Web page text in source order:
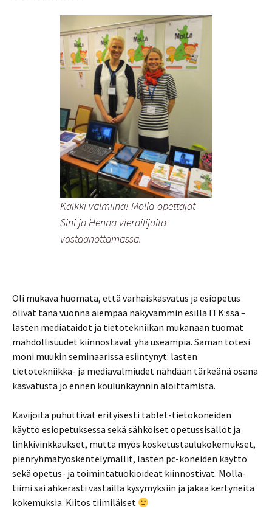
Kaikki valmiina! Molla-opettajat
Sini ja Henna vierailijoita
vastaanottamassa.
Oli mukava huomata, että varhaiskasvatus ja esiopetus
olivat tänä vuonna aiempaa näkyvämmin esillä ITK:ssa –
lasten mediataidot ja tietotekniikan mukanaan tuomat
mahdollisuudet kiinnostavat yhä useampia. Saman totesi
moni muukin seminaarissa esiintynyt: lasten
tietotekniikka- ja mediavalmiudet nähdään tärkeänä osana
kasvatusta jo ennen koulunkäynnin aloittamista.
Kävijöitä puhuttivat erityisesti tablet-tietokoneiden
käyttö esiopetuksessa sekä sähköiset opetussisällöt ja
linkkivinkkaukset, mutta myös kosketustaulukokemukset,
pienryhmätyöskentelymallit, lasten pc-koneiden käyttö
sekä opetus- ja toimintatuokioideat kiinnostivat. Molla-
tiimi sai ahkerasti vastailla kysymyksiin ja jakaa kertyneitä
kokemuksia. Kiitos tiimiläiset